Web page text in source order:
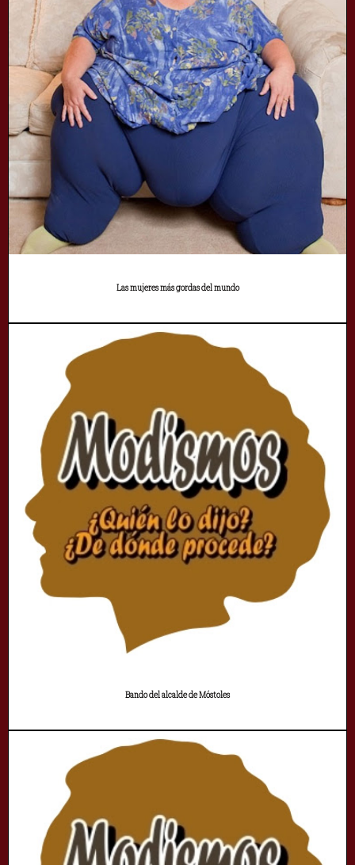
Las mujeres más gordas del mundo
Bando del alcalde de Móstoles